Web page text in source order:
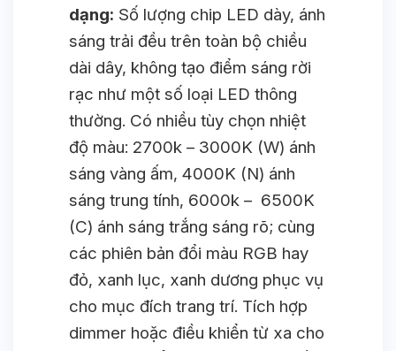
dạng: Số lượng chip LED dày, ánh
sáng trải đều trên toàn bộ chiều
dài dây, không tạo điểm sáng rời
rạc như một số loại LED thông
thường. Có nhiều tùy chọn nhiệt
độ màu: 2700k – 3000K (W) ánh
sáng vàng ấm, 4000K (N) ánh
sáng trung tính, 6000k – 6500K
(C) ánh sáng trắng sáng rõ; cùng
các phiên bản đổi màu RGB hay
đỏ, xanh lục, xanh dương phục vụ
cho mục đích trang trí. Tích hợp
dimmer hoặc điều khiển từ xa cho